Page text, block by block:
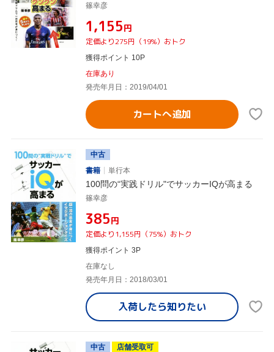
篠幸彦
¥1,155円
定価より275円（19%）おトク
獲得ポイント 10P
在庫あり
発売年月日：2019/04/01
カートへ追加
中古
書籍
単行本
100問の“実践ドリル"でサッカーIQが高まる
篠幸彦
¥385円
定価より1,155円（75%）おトク
獲得ポイント 3P
在庫なし
発売年月日：2018/03/01
入荷したら知りたい
中古
店舗受取可